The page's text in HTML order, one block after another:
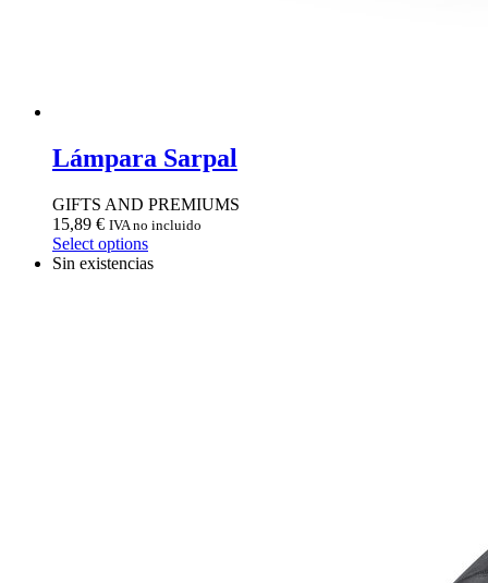
Lámpara Sarpal
GIFTS AND PREMIUMS
15,89 € IVA no incluido
Select options
Sin existencias